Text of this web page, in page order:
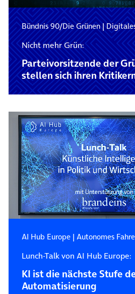
Bündnis 90/Die Grünen|
Nicht mehr Grün:
Parteivorsitzende der
stellen sich ihren
AI Hub Europe| Autonomes
Lunch-Talk von AI Hub Europe:
KI ist die nächste Stufe
Automatisierung